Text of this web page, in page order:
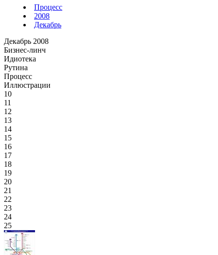
Процесс
2008
Декабрь
Декабрь 2008
Бизнес-линч
Идиотека
Рутина
Процесс
Иллюстрации
10
11
12
13
14
15
16
17
18
19
20
21
22
23
24
25